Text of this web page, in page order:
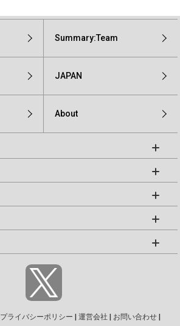
Summary:Team
JAPAN
About
プライバシーポリシー | 運営会社 | お問い合わせ |